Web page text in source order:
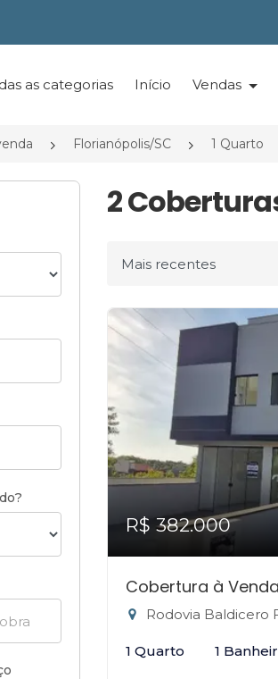
as categorias Início Vendas
Florianópolis/SC 1 Quarto
2
Ordenar por
R$ 382.000
Cobertura à
Rodovia Baldicero
1 Quarto 1